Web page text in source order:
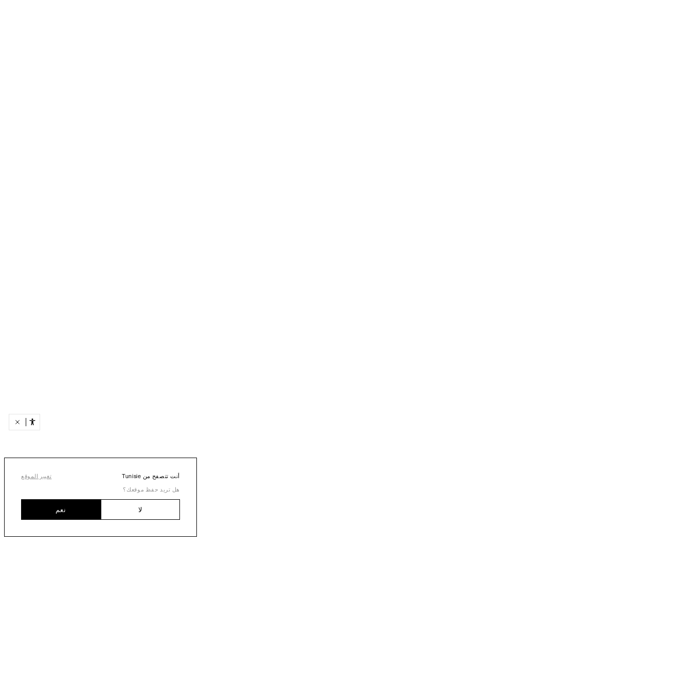
أنت تتصفح من Tunisie
تغيير الموقع
هل تريد حفظ موقعك؟
لا نعم